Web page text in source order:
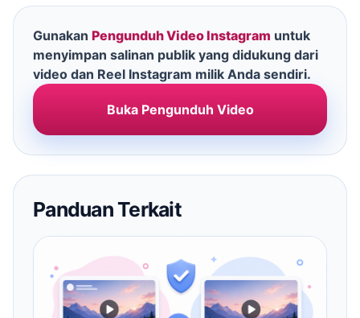
Gunakan Pengunduh Video Instagram untuk
menyimpan salinan publik yang didukung dari
video dan Reel Instagram milik Anda sendiri.
Buka Pengunduh Video
Panduan Terkait